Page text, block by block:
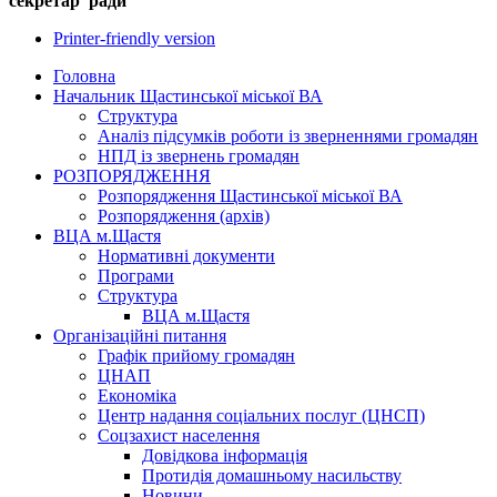
Printer-friendly version
Головна
Начальник Щастинської міської ВА
Структура
Аналіз підсумків роботи із зверненнями громадян
НПД із звернень громадян
РОЗПОРЯДЖЕННЯ
Розпорядження Щастинської міської ВА
Розпорядження (архів)
ВЦА м.Щастя
Нормативні документи
Програми
Структура
ВЦА м.Щастя
Організаційні питання
Графік прийому громадян
ЦНАП
Економіка
Центр надання соціальних послуг (ЦНСП)
Соцзахист населення
Довідкова інформація
Протидія домашньому насильству